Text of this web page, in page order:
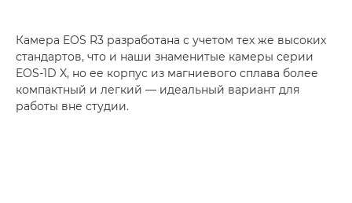
Камера EOS R3 разработана с учетом тех же высоких
стандартов, что и наши знаменитые камеры серии
EOS-1D X, но ее корпус из магниевого сплава более
компактный и легкий — идеальный вариант для
работы вне студии.